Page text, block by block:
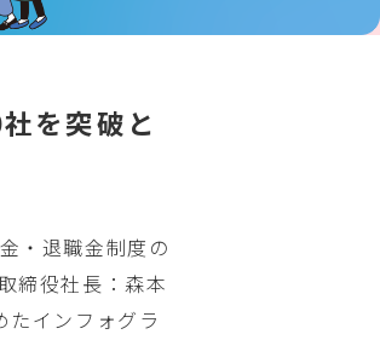
を突破と
・退職金制度の
締役社長：森本
たインフォグラ